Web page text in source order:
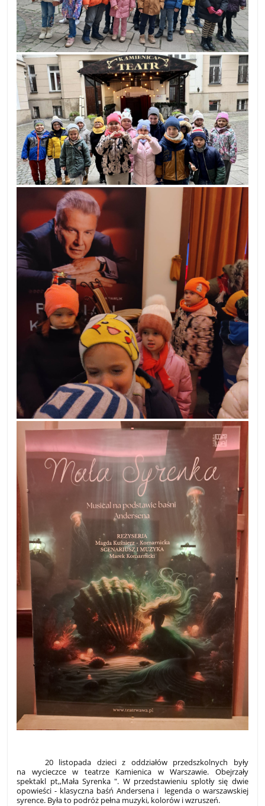
20 listopada dzieci z oddziałów przedszkolnych były
na wycieczce w teatrze Kamienica w Warszawie. Obejrzały
spektakl pt,,Mała Syrenka ". W przedstawieniu splotły się dwie
opowieści - klasyczna baśń Andersena i legenda o warszawskiej
syrence. Była to podróż pełna muzyki, kolorów i wzruszeń.